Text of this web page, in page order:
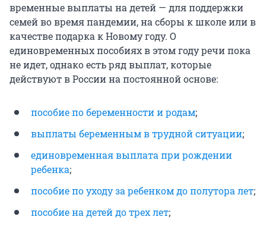
временные выплаты на детей — для поддержки
семей во время пандемии, на сборы к школе или в
качестве подарка к Новому году. О
единовременных пособиях в этом году речи пока
не идет, однако есть ряд выплат, которые
действуют в России на постоянной основе:
пособие по беременности и родам;
выплаты беременным в трудной ситуации;
единовременная выплата при рождении
ребенка;
пособие по уходу за ребенком до полутора лет;
пособие на детей до трех лет;